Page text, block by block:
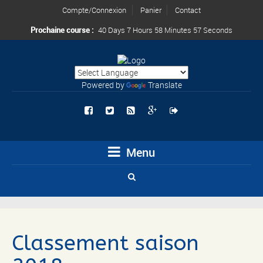
Compte/Connexion Panier
Contact
Prochaine course : 40 Days 7 Hours 58 Minutes 57 Seconds
Powered by Translate
Menu
Classement saison